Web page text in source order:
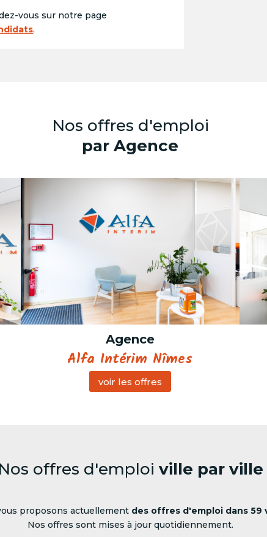
vous sur notre page
.
Nos offres d'emploi
par Agence
Agence
Alfa Intérim Nîmes
voir les offres
Nos offres d'emploi ville par ville
proposons actuellement des offres d'emploi dans 59
Nos offres sont mises à jour quotidiennement.